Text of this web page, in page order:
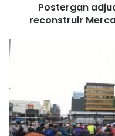
u
d
i
a
c
i
ó
Postergan
reconstruir
M
a
f
e
s
t